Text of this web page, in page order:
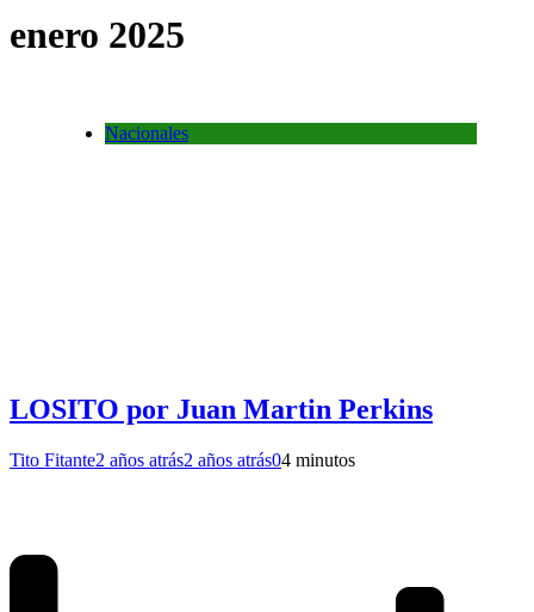
enero 2025
Nacionales
LOSITO por Juan Martin Perkins
Tito Fitante2 años atrás2 años atrás04 minutos